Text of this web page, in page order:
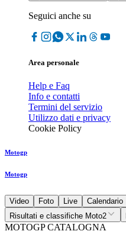
Seguici anche su
Area personale
Help e Faq
Info e contatti
Termini del servizio
Utilizzo dati e privacy
Cookie Policy
Motogp
Motogp
Video Foto Live Calendario
Risultati e classifiche Moto2
MOTOGP CATALOGNA